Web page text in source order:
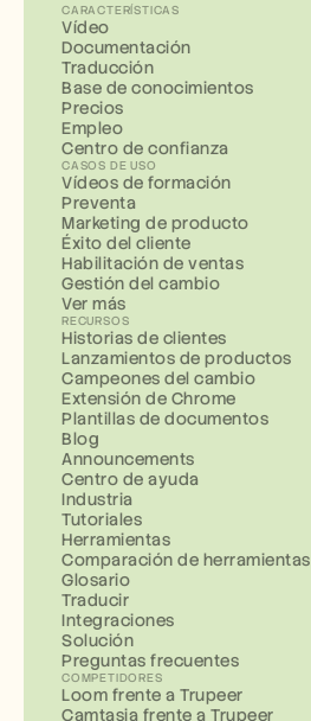
CARACTERÍSTICAS
Vídeo
Documentación
Traducción
Base de conocimientos
Precios
Empleo
Centro de confianza
CASOS DE USO
Vídeos de formación
Preventa
Marketing de producto
Éxito del cliente
Habilitación de ventas
Gestión del cambio
Ver más
RECURSOS
Historias de clientes
Lanzamientos de productos
Campeones del cambio
Extensión de Chrome
Plantillas de documentos
Blog
Announcements
Centro de ayuda
Industria
Tutoriales
Herramientas
Comparación de herramientas
Glosario
Traducir
Integraciones
Solución
Preguntas frecuentes
COMPETIDORES
Loom frente a Trupeer
Camtasia frente a Trupeer